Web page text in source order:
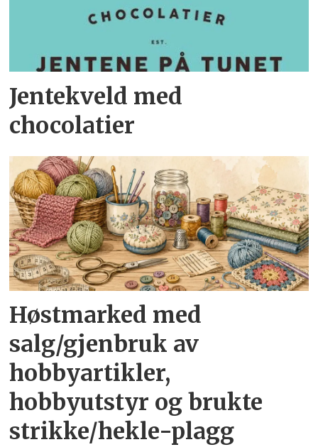
Jentekveld med
chocolatier
Høstmarked med
salg/gjenbruk av
hobbyartikler,
hobbyutstyr og brukte
strikke/hekle-plagg